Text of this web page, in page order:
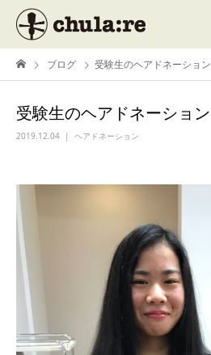
ブログ 受験生のヘアドネーション
受験生のヘアドネーション
2019.12.04 ヘアドネーション